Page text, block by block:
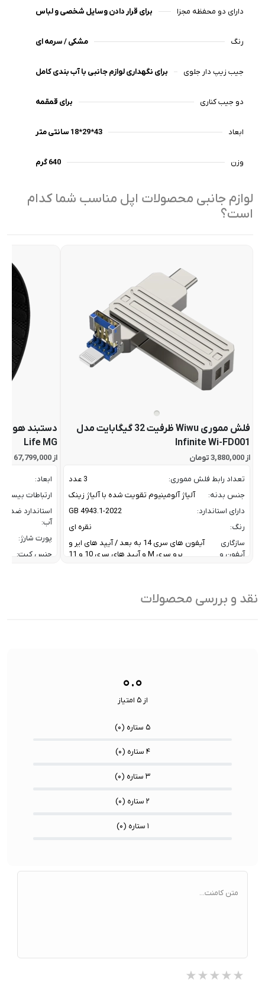
دارای دو محفظه مجزا برای قرار دادن وسایل شخصی و لباس
رنگ مشکی / سرمه ای
جیب زیپ دار جلوی برای نگهداری لوازم جانبی با آب بندی کامل
دو جیب کناری برای قمقمه
ابعاد 43*29*18 سانتی متر
وزن 640 گرم
لوازم جانبی محصولات اپل مناسب شما کدام
است؟
فلش مموری Wiwu ظرفیت 32 گیگابایت مدل
Infinite Wi-FD001
از 3,880,000 تومان
تعداد رابط فلش مموری:
3 عدد
جنس بدنه:
آلیاژ آلومینیوم تقویت شده با آلیاژ زینک
دارای استاندارد:
GB 4943.1-2022
رنگ:
نقره ای
سازگاری
آیفون و
آیفون های سری 14 به بعد / آیپد های ایر و
پرو سری M و آیپد های سری 10 و 11
ظرفیت:
Life MG
از 67,799,000 تومان
ابعاد:
ارتباطات بیسیم:
استاندارد ضد
آب:
پورت شارژ:
جنس کیت:
نقد و بررسی محصولات
۰.۰
از ۵ امتیاز
۵ ستاره ( ۰)
۴ ستاره ( ۰)
۳ ستاره ( ۰)
۲ ستاره ( ۰)
۱ ستاره ( ۰)
متن کامنت...
★★★★★
★★★★★
★★★★★